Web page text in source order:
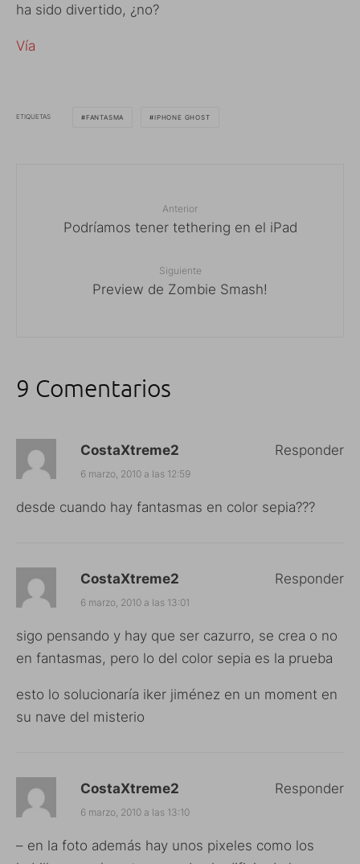
ha sido divertido, ¿no?
Vía
ETIQUETAS FANTASMA IPHONE GHOST
Anterior
Podríamos tener tethering en el iPad
Siguiente
Preview de Zombie Smash!
9 Comentarios
CostaXtreme2
6 marzo, 2010 a las 12:59
desde cuando hay fantasmas en color sepia???
Responder
CostaXtreme2
6 marzo, 2010 a las 13:01
sigo pensando y hay que ser cazurro, se crea o no
en fantasmas, pero lo del color sepia es la prueba
esto lo solucionaría iker jiménez en un moment en
su nave del misterio
Responder
CostaXtreme2
6 marzo, 2010 a las 13:10
– en la foto además hay unos pixeles como los
Responder